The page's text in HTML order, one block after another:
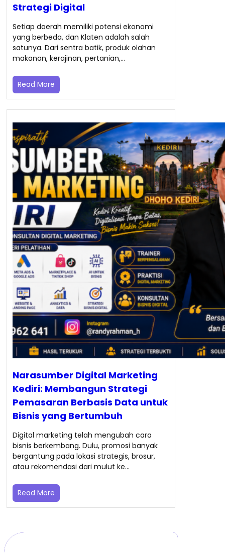
Strategi Digital
Setiap daerah memiliki potensi ekonomi
yang berbeda, dan Klaten adalah salah
satunya. Dari sentra batik, produk olahan
makanan, kerajinan, pertanian,…
Read More
Narasumber Digital Marketing
Kediri: Membangun Strategi
Pemasaran Berbasis Data untuk
Bisnis yang Bertumbuh
Digital marketing telah mengubah cara
bisnis berkembang. Dulu, promosi banyak
bergantung pada lokasi strategis, brosur,
atau rekomendasi dari mulut ke…
Read More